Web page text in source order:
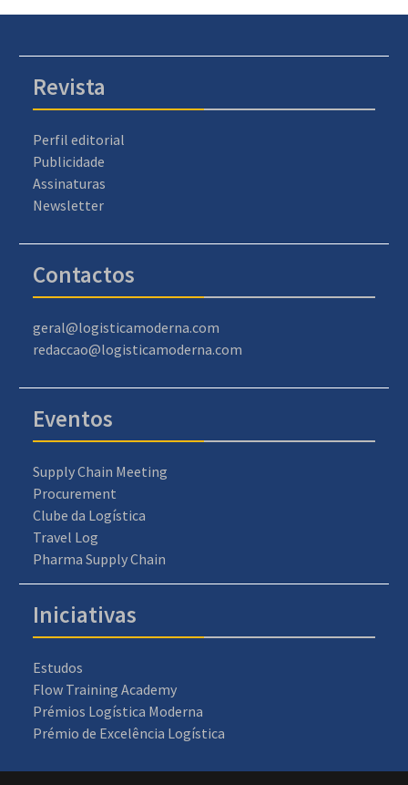
Revista
Perfil editorial
Publicidade
Assinaturas
Newsletter
Contactos
geral@logisticamoderna.com
redaccao@logisticamoderna.com
Eventos
Supply Chain Meeting
Procurement
Clube da Logística
Travel Log
Pharma Supply Chain
Iniciativas
Estudos
Flow Training Academy
Prémios Logística Moderna
Prémio de Excelência Logística